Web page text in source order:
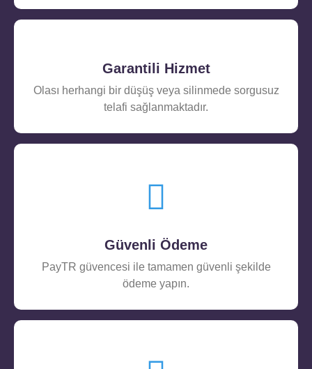
Garantili Hizmet
Olası herhangi bir düşüş veya silinmede sorgusuz
telafi sağlanmaktadır.
Güvenli Ödeme
PayTR güvencesi ile tamamen güvenli şekilde
ödeme yapın.